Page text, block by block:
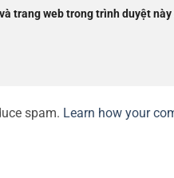
trang web trong trình duyệt
spam. Learn how your